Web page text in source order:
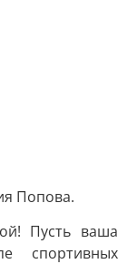
Попова.
Пусть ваша
спортивных